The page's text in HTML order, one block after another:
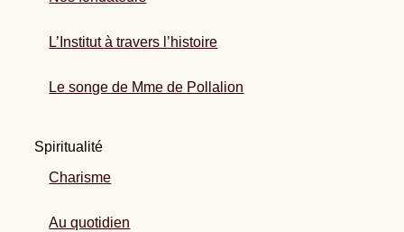
L’Institut à travers l’histoire
Le songe de Mme de Pollalion
Spiritualité
Charisme
Au quotidien